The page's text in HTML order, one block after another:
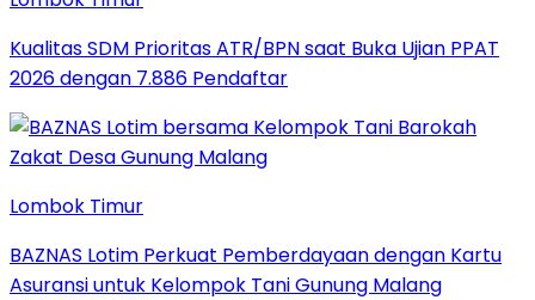
Kualitas SDM Prioritas ATR/BPN saat Buka Ujian PPAT
2026 dengan 7.886 Pendaftar
Lombok Timur
BAZNAS Lotim Perkuat Pemberdayaan dengan Kartu
Asuransi untuk Kelompok Tani Gunung Malang